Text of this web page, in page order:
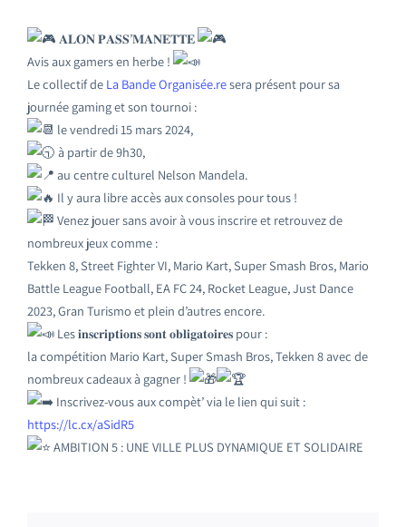
𝐀𝐋𝐎𝐍 𝐏𝐀𝐒𝐒’𝐌𝐀𝐍𝐄𝐓𝐓𝐄
Avis aux gamers en herbe !
Le collectif de La Bande Organisée.resera présent pour sa
journée gaming et son tournoi :
le vendredi 15 mars 2024,
à partir de 9h30,
au centre culturel Nelson Mandela.
Il y aura libre accès aux consoles pour tous !
Venez jouer sans avoir à vous inscrire et retrouvez de
nombreux jeux comme :
Tekken 8, Street Fighter VI, Mario Kart, Super Smash Bros, Mario
Battle League Football, EA FC 24, Rocket League, Just Dance
2023, Gran Turismo et plein d’autres encore.
Les 𝐢𝐧𝐬𝐜𝐫𝐢𝐩𝐭𝐢𝐨𝐧𝐬 𝐬𝐨𝐧𝐭 𝐨𝐛𝐥𝐢𝐠𝐚𝐭𝐨𝐢𝐫𝐞𝐬 pour :
la compétition Mario Kart, Super Smash Bros, Tekken 8 avec de
nombreux cadeaux à gagner !
Inscrivez-vous aux compèt’ via le lien qui suit :
https://lc.cx/aSidR5
AMBITION 5 : UNE VILLE PLUS DYNAMIQUE ET SOLIDAIRE